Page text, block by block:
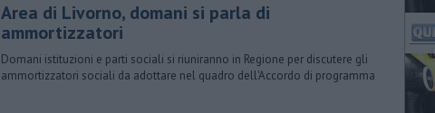
Area di Livorno, domani si parla di
ammortizzatori
Domani istituzioni e parti sociali si riuniranno in Regione per discutere gli
ammortizzatori sociali da adottare nel quadro dell'Accordo di programma